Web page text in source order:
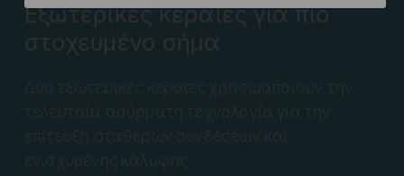
Εξωτερικές κεραίες για πιο
στοχευμένο σήμα
Δύο εξωτερικές κεραίες χρησιμοποιούν την
τελευταία ασύρματη τεχνολογία για την
επίτευξη σταθερών συνδέσεων και
ενισχυμένης κάλυψης.